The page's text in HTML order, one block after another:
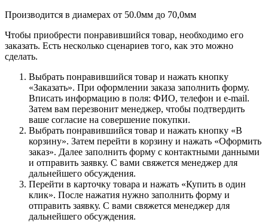
Производится в диамерах от 50.0мм до 70,0мм
Чтобы приобрести понравившийся товар, необходимо его
заказать. Есть несколько сценариев того, как это можно
сделать.
Выбрать понравившийся товар и нажать кнопку
«Заказать». При оформлении заказа заполнить форму.
Вписать информацию в поля: ФИО, телефон и e-mail.
Затем вам перезвонит менеджер, чтобы подтвердить
ваше согласие на совершение покупки.
Выбрать понравившийся товар и нажать кнопку «В
корзину». Затем перейти в корзину и нажать «Оформить
заказ». Далее заполнить форму с контактными данными
и отправить заявку. С вами свяжется менеджер для
дальнейшего обсуждения.
Перейти в карточку товара и нажать «Купить в один
клик». После нажатия нужно заполнить форму и
отправить заявку. С вами свяжется менеджер для
дальнейшего обсуждения.